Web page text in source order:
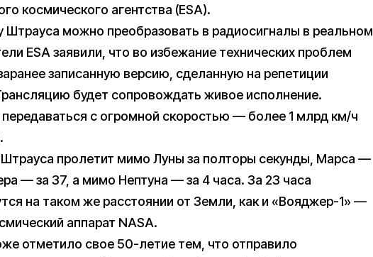
космического агентства (ESA).
Штрауса можно преобразовать в радиосигналы в реальном
ESA заявили, что во избежание технических проблем
записанную версию, сделанную на репетиции
будет сопровождать живое исполнение.
с огромной скоростью — более 1 млрд км/ч
Штрауса пролетит мимо Луны за полторы секунды, Марса —
— за 37, а мимо Нептуна — за 4 часа. За 23 часа
на таком же расстоянии от Земли, как и «Вояджер-1» —
аппарат NASA.
отметило свое 50-летие тем, что отправило